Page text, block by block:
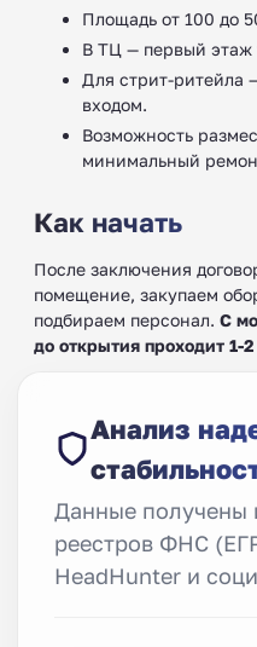
Площадь от 100 до
В ТЦ — первый этаж
Для стрит-ритейла
входом.
Возможность
минимальный
Как начать
После заключения
помещение, закупаем
подбираем персонал. С
до открытия проходит 1-
Анализ
Данные получены
реестров ФНС
HeadHunter и